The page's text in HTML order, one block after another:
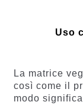
Uso
La matrice
così come il
modo